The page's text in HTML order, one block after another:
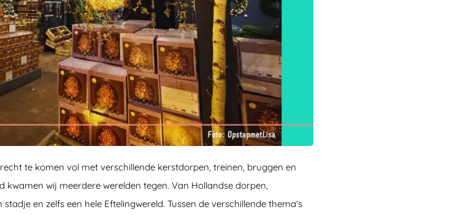
te komen vol met verschillende kerstdorpen, treinen, bruggen en
kwamen wij meerdere werelden tegen. Van Hollandse dorpen,
en zelfs een hele Eftelingwereld. Tussen de verschillende thema’s